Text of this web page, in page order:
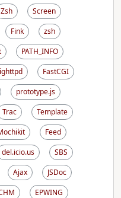
Zsh
Screen
Fink
zsh
PATH_INFO
FastCGI
prototype.js
Trac
Template
Feed
del.icio.us
SBS
Ajax
JSDoc
EPWING